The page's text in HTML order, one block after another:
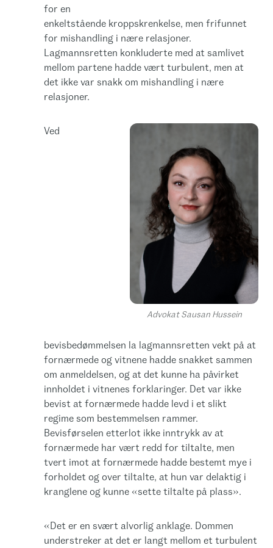
for en
enkeltstående kroppskrenkelse, men frifunnet
for mishandling i nære relasjoner.
Lagmannsretten konkluderte med at samlivet
mellom partene hadde vært turbulent, men at
det ikke var snakk om mishandling i nære
relasjoner.
Advokat Sausan Hussein
Ved
bevisbedømmelsen la lagmannsretten vekt på at
fornærmede og vitnene hadde snakket sammen
om anmeldelsen, og at det kunne ha påvirket
innholdet i vitnenes forklaringer. Det var ikke
bevist at fornærmede hadde levd i et slikt
regime som bestemmelsen rammer.
Bevisførselen etterlot ikke inntrykk av at
fornærmede har vært redd for tiltalte, men
tvert imot at fornærmede hadde bestemt mye i
forholdet og over tiltalte, at hun var delaktig i
kranglene og kunne «sette tiltalte på plass».
«Det er en svært alvorlig anklage. Dommen
understreker at det er langt mellom et turbulent